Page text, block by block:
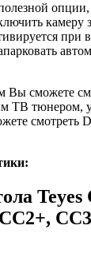
камеру
при
сможете
ТВ тюнером,
смотреть
Teyes